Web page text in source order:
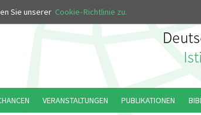
Sie unserer Cookie-Richtlinie zu.
VERANSTALTUNGEN PUBLIKATIONEN